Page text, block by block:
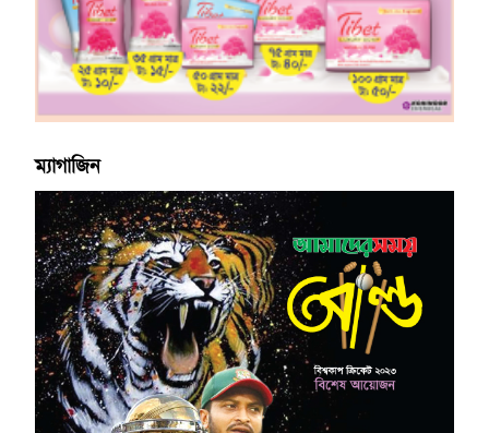
ম্যাগাজিন